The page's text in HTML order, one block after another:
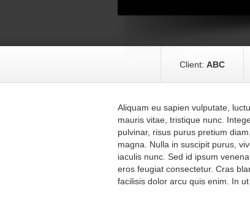
Client: ABC
Aliquam eu sapien vulputate,
mauris vitae, tristique nunc.
pulvinar, risus purus pretium
magna. Nulla in suscipit purus,
iaculis nunc. Sed id ipsum
eros feugiat consectetur. Cras
facilisis dolor arcu quis enim. In